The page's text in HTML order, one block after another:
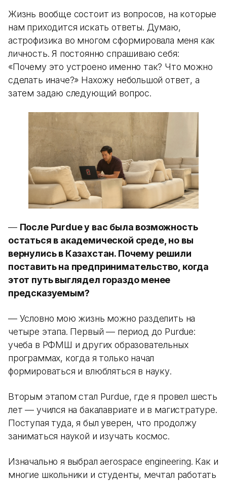
Жизнь вообще состоит из вопросов, на которые
нам приходится искать ответы. Думаю,
астрофизика во многом сформировала меня как
личность. Я постоянно спрашиваю себя:
«Почему это устроено именно так? Что можно
сделать иначе?» Нахожу небольшой ответ, а
затем задаю следующий вопрос.
— После Purdue у вас была возможность
остаться в академической среде, но вы
вернулись в Казахстан. Почему решили
поставить на предпринимательство, когда
этот путь выглядел гораздо менее
предсказуемым?
— Условно мою жизнь можно разделить на
четыре этапа. Первый — период до Purdue:
учеба в РФМШ и других образовательных
программах, когда я только начал
формироваться и влюбляться в науку.
Вторым этапом стал Purdue, где я провел шесть
лет — учился на бакалавриате и в магистратуре.
Поступая туда, я был уверен, что продолжу
заниматься наукой и изучать космос.
Изначально я выбрал aerospace engineering. Как и
многие школьники и студенты, мечтал работать